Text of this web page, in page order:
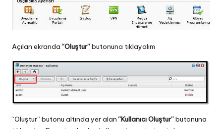
Açılan ekranda“Oluştur”butonuna tıklayalım
“Oluştur” butonu altında yer alan“Kullanıcı Oluştur”butonuna